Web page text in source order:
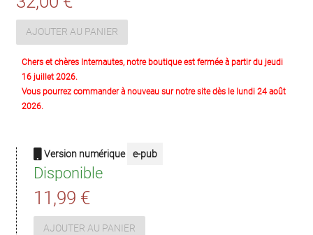
AJOUTER AU PANIER
Chers et chères Internautes, notre boutique est fermée à partir du jeudi
16 juillet 2026.
Vous pourrez commander à nouveau sur notre site dès le lundi 24 août
2026.
Version numérique e-pub
Disponible
11,99 €
AJOUTER AU PANIER